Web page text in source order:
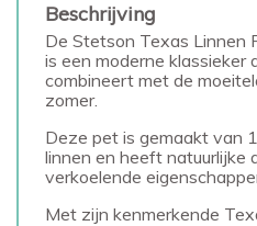
Beschrijving
De Stetson Texas Linnen
is een moderne klassieker
combineert met de
zomer.
Deze pet is gemaakt van
linnen en heeft natuurlijke
verkoelende
Met zijn kenmerkende